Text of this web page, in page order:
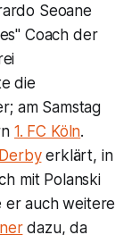
Seoane
Coach der
die
am Samstag
1. FC Köln.
Derbyerklärt, in
mit Polanski
er auch weitere
dazu, da